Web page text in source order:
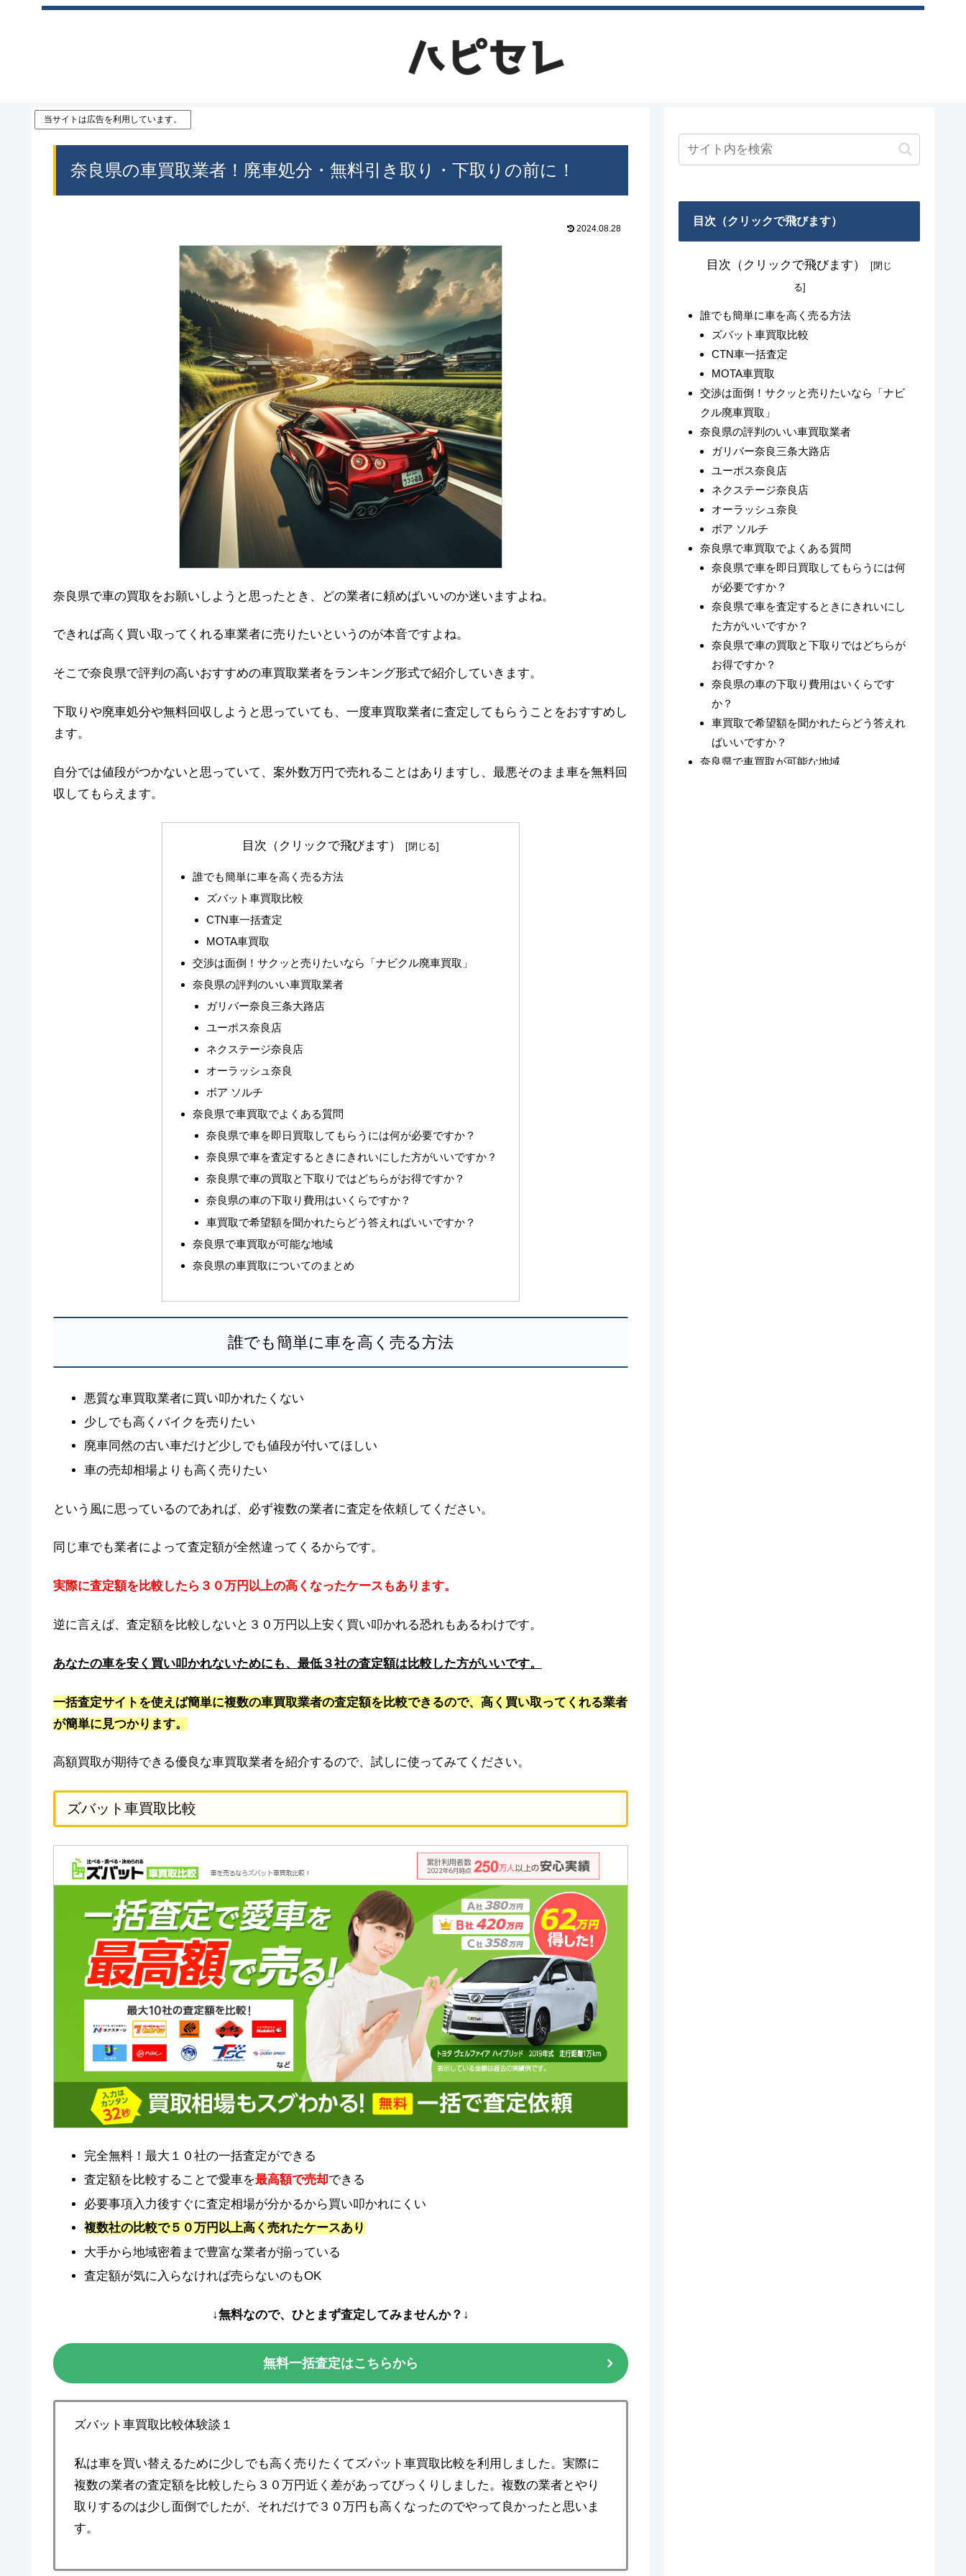
当サイトは広告を利用しています。
奈良県の車買取業者！廃車処分・無料引き取り・下取りの前に！
2024.08.28
奈良県で車の買取をお願いしようと思ったとき、どの業者に頼めばいいのか迷いますよね。
できれば高く買い取ってくれる車業者に売りたいというのが本音ですよね。
そこで奈良県で評判の高いおすすめの車買取業者をランキング形式で紹介していきます。
下取りや廃車処分や無料回収しようと思っていても、一度車買取業者に査定してもらうことをおすすめし
ます。
自分では値段がつかないと思っていて、案外数万円で売れることはありますし、最悪そのまま車を無料回
収してもらえます。
目次（クリックで飛びます）
誰でも簡単に車を高く売る方法
ズバット車買取比較
CTN車一括査定
MOTA車買取
交渉は面倒！サクッと売りたいなら「ナビクル廃車買取」
奈良県の評判のいい車買取業者
ガリバー奈良三条大路店
ユーポス奈良店
ネクステージ奈良店
オーラッシュ奈良
ボア ソルチ
奈良県で車買取でよくある質問
奈良県で車を即日買取してもらうには何が必要ですか？
奈良県で車を査定するときにきれいにした方がいいですか？
奈良県で車の買取と下取りではどちらがお得ですか？
奈良県の車の下取り費用はいくらですか？
車買取で希望額を聞かれたらどう答えればいいですか？
奈良県で車買取が可能な地域
奈良県の車買取についてのまとめ
誰でも簡単に車を高く売る方法
悪質な車買取業者に買い叩かれたくない
少しでも高くバイクを売りたい
廃車同然の古い車だけど少しでも値段が付いてほしい
車の売却相場よりも高く売りたい
という風に思っているのであれば、必ず複数の業者に査定を依頼してください。
同じ車でも業者によって査定額が全然違ってくるからです。
実際に査定額を比較したら３０万円以上の高くなったケースもあります。
逆に言えば、査定額を比較しないと３０万円以上安く買い叩かれる恐れもあるわけです。
あなたの車を安く買い叩かれないためにも、最低３社の査定額は比較した方がいいです。
一括査定サイトを使えば簡単に複数の車買取業者の査定額を比較できるので、高く買い取ってくれる業者
が簡単に見つかります。
高額買取が期待できる優良な車買取業者を紹介するので、試しに使ってみてください。
ズバット車買取比較
完全無料！最大１０社の一括査定ができる
査定額を比較することで愛車を最高額で売却できる
必要事項入力後すぐに査定相場が分かるから買い叩かれにくい
複数社の比較で５０万円以上高く売れたケースあり
大手から地域密着まで豊富な業者が揃っている
査定額が気に入らなければ売らないのもOK
↓無料なので、ひとまず査定してみませんか？↓
無料一括査定はこちらから
ズバット車買取比較体験談１
私は車を買い替えるために少しでも高く売りたくてズバット車買取比較を利用しました。実際に
複数の業者の査定額を比較したら３０万円近く差があってびっくりしました。複数の業者とやり
取りするのは少し面倒でしたが、それだけで３０万円も高くなったのでやって良かったと思いま
す。
目次（クリックで飛びます）
目次（クリックで飛びます）
誰でも簡単に車を高く売る方法
ズバット車買取比較
CTN車一括査定
MOTA車買取
交渉は面倒！サクッと売りたいなら「ナビ
クル廃車買取」
奈良県の評判のいい車買取業者
ガリバー奈良三条大路店
ユーポス奈良店
ネクステージ奈良店
オーラッシュ奈良
ボア ソルチ
奈良県で車買取でよくある質問
奈良県で車を即日買取してもらうには何
が必要ですか？
奈良県で車を査定するときにきれいにし
た方がいいですか？
奈良県で車の買取と下取りではどちらが
お得ですか？
奈良県の車の下取り費用はいくらです
か？
車買取で希望額を聞かれたらどう答えれ
ばいいですか？
奈良県で車買取が可能な地域